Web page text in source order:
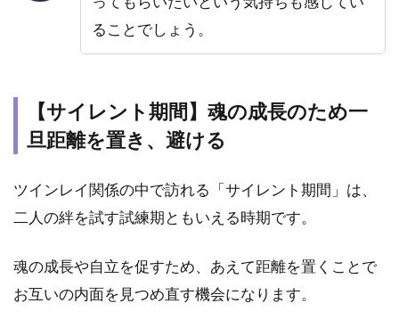
えて
くる
ツ
ン
イ
気
ることでしょう。
【サイレント期間】魂の成長のため一
旦距離を置き、避ける
ツインレイ関係の中で訪れる「サイレント期間」は、
二人の絆を試す試練期ともいえる時期です。
魂の成長や自立を促すため、あえて距離を置くことで
お互いの内面を見つめ直す機会になります。